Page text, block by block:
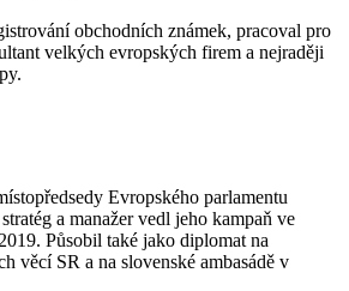
obchodních známek, pracoval pro
velkých evropských firem a nejraději
Evropského parlamentu
a manažer vedl jeho kampaň ve
Působil také jako diplomat na
věcí SR a na slovenské ambasádě v